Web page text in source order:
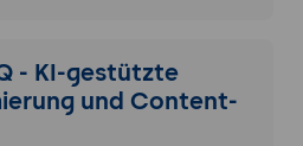
- KI-gestützte
und Content-